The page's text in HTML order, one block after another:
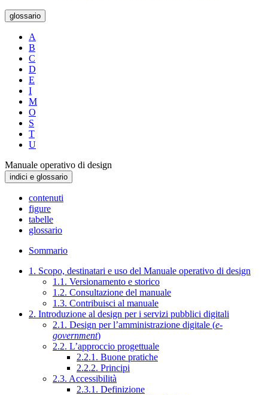
glossario
A
B
C
D
E
I
M
O
S
T
U
Manuale operativo di design
indici e glossario
contenuti
figure
tabelle
glossario
Sommario
1. Scopo, destinatari e uso del Manuale operativo di design
1.1. Versionamento e storico
1.2. Consultazione del manuale
1.3. Contribuisci al manuale
2. Introduzione al design per i servizi pubblici digitali
2.1. Design per l’amministrazione digitale (e-
government)
2.2. L’approccio progettuale
2.2.1. Buone pratiche
2.2.2. Principi
2.3. Accessibilità
2.3.1. Definizione